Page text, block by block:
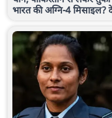
भारत की अग्नि-4 मिसाइल?